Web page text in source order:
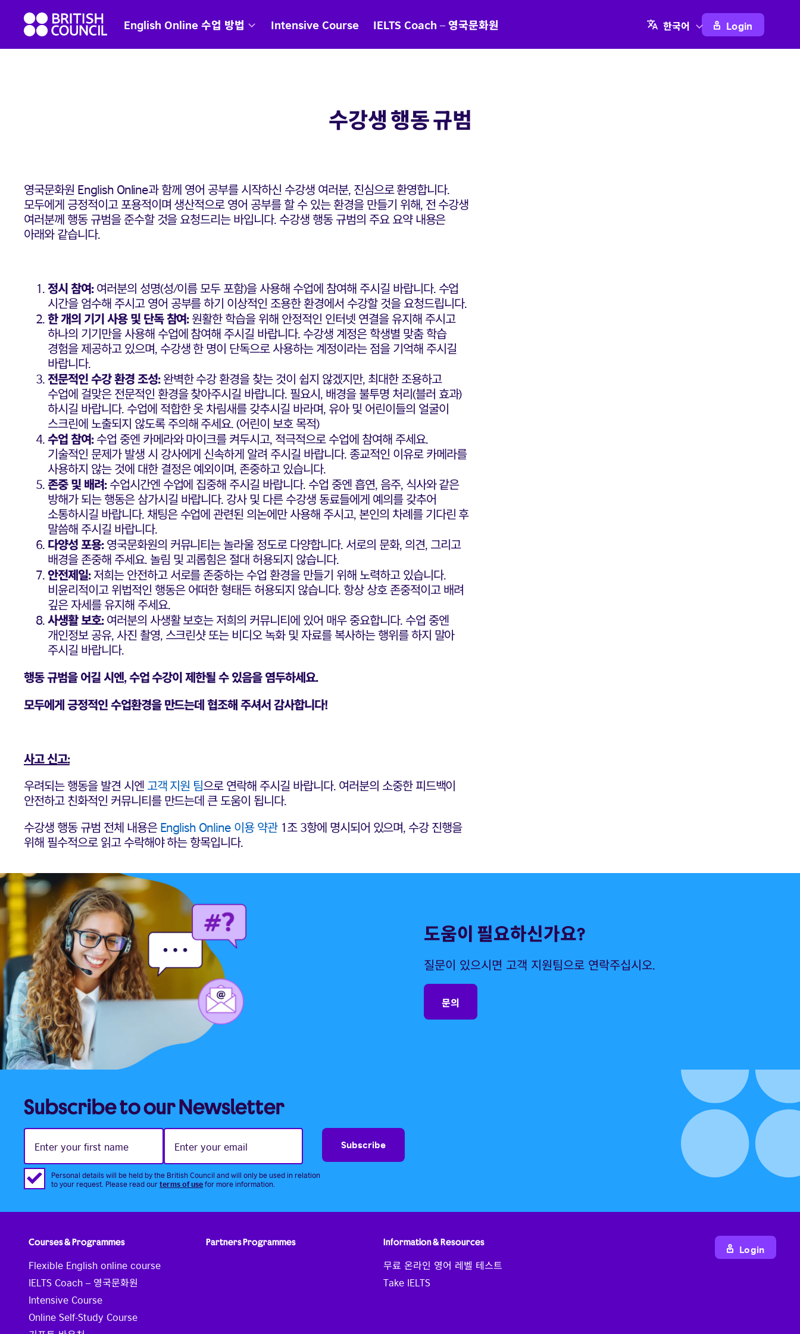
content
British
Council
English
English Online 수업 방법 Intensive Course IELTS Coach – 영국문화원 한국어 Login
수강생 행동 규범
영국문화원 English Online과 함께 영어 공부를 시작하신 수강생 여러분, 진심으로 환영합니다.
모두에게 긍정적이고 포용적이며 생산적으로 영어 공부를 할 수 있는 환경을 만들기 위해, 전 수강생
여러분께 행동 규범을 준수할 것을 요청드리는 바입니다. 수강생 행동 규범의 주요 요약 내용은
아래와 같습니다.
정시 참여:여러분의 성명(성/이름 모두 포함)을 사용해 수업에 참여해 주시길 바랍니다. 수업
시간을 엄수해 주시고 영어 공부를 하기 이상적인 조용한 환경에서 수강할 것을 요청드립니다.
한 개의 기기 사용 및 단독 참여:원활한 학습을 위해 안정적인 인터넷 연결을 유지해 주시고
하나의 기기만을 사용해 수업에 참여해 주시길 바랍니다. 수강생 계정은 학생별 맞춤 학습
경험을 제공하고 있으며, 수강생 한 명이 단독으로 사용하는 계정이라는 점을 기억해 주시길
바랍니다.
전문적인 수강 환경 조성:완벽한 수강 환경을 찾는 것이 쉽지 않겠지만, 최대한 조용하고
수업에 걸맞은 전문적인 환경을 찾아주시길 바랍니다. 필요시, 배경을 불투명 처리(블러 효과)
하시길 바랍니다. 수업에 적합한 옷 차림새를 갖추시길 바라며, 유아 및 어린이들의 얼굴이
스크린에 노출되지 않도록 주의해 주세요. (어린이 보호 목적)
수업 참여:수업 중엔 카메라와 마이크를 켜두시고, 적극적으로 수업에 참여해 주세요.
기술적인 문제가 발생 시 강사에게 신속하게 알려 주시길 바랍니다. 종교적인 이유로 카메라를
사용하지 않는 것에 대한 결정은 예외이며, 존중하고 있습니다.
존중 및 배려:수업시간엔 수업에 집중해 주시길 바랍니다. 수업 중엔 흡연, 음주, 식사와 같은
방해가 되는 행동은 삼가시길 바랍니다. 강사 및 다른 수강생 동료들에게 예의를 갖추어
소통하시길 바랍니다. 채팅은 수업에 관련된 의논에만 사용해 주시고, 본인의 차례를 기다린 후
말씀해 주시길 바랍니다.
다양성 포용:영국문화원의 커뮤니티는 놀라울 정도로 다양합니다. 서로의 문화, 의견, 그리고
배경을 존중해 주세요. 놀림 및 괴롭힘은 절대 허용되지 않습니다.
안전제일:저희는 안전하고 서로를 존중하는 수업 환경을 만들기 위해 노력하고 있습니다.
비윤리적이고 위법적인 행동은 어떠한 형태든 허용되지 않습니다. 항상 상호 존중적이고 배려
깊은 자세를 유지해 주세요.
사생활 보호:여러분의 사생활 보호는 저희의 커뮤니티에 있어 매우 중요합니다. 수업 중엔
개인정보 공유, 사진 촬영, 스크린샷 또는 비디오 녹화 및 자료를 복사하는 행위를 하지 말아
주시길 바랍니다.
행동 규범을 어길 시엔, 수업 수강이 제한될 수 있음을 염두하세요.
모두에게 긍정적인 수업환경을 만드는데 협조해 주셔서 감사합니다!
사고 신고:
우려되는 행동을 발견 시엔 고객 지원 팀으로 연락해 주시길 바랍니다. 여러분의 소중한 피드백이
안전하고 친화적인 커뮤니티를 만드는데 큰 도움이 됩니다.
수강생 행동 규범 전체 내용은English Online 이용 약관1조 3항에 명시되어 있으며, 수강 진행을
위해 필수적으로 읽고 수락해야 하는 항목입니다.
도움이 필요하신가요?
질문이 있으시면 고객 지원팀으로 연락주십시오.
문의
Subscribe to our Newsletter
Enter
your
name
Enter
your
Personal details will be held by the British Council and will only be used in relation
to your request. Please read ourterms of usefor more information.
Courses & Programmes
Flexible English online course
IELTS Coach – 영국문화원
Intensive Course
Online Self-Study Course
Partners Programmes Information & Resources
무료 온라인 영어 레벨 테스트
Take IELTS
Login